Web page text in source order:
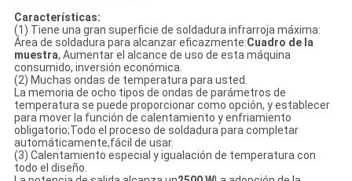
Características:
(1) Tiene una gran superficie de soldadura infrarroja máxima:
Área de soldadura para alcanzar eficazmente:Cuadro de la
muestra, Aumentar el alcance de uso de esta máquina
consumido, inversión económica.
(2) Muchas ondas de temperatura para usted.
La memoria de ocho tipos de ondas de parámetros de
temperatura se puede proporcionar como opción, y establecer
para mover la función de calentamiento y enfriamiento
obligatorio;Todo el proceso de soldadura para completar
automáticamente,fácil de usar.
(3) Calentamiento especial y igualación de temperatura con
todo el diseño.